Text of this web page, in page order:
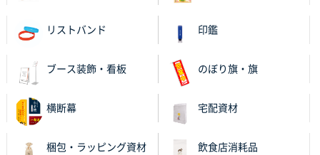
他部署のスタッフからの指示
兵庫県S社様
A4箔押し名入れクリアファイル
以前発注しているので、データが残っている点が良か
リストバンド 印鑑
ブース装飾・看板 のぼり旗・旗
横断幕 宅配資材
梱包・ラッピング資材 飲食店消耗品